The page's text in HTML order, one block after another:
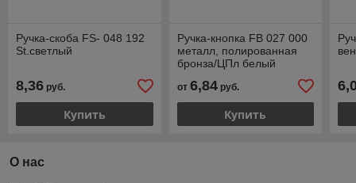
Ручка-скоба FS- 048 192
St.светлый
8,36 руб.
Купить
Ручка-кнопка FB 027 000
металл, полированная
бронза/ЦПл белый
от 6,84руб.
Купить
О нас